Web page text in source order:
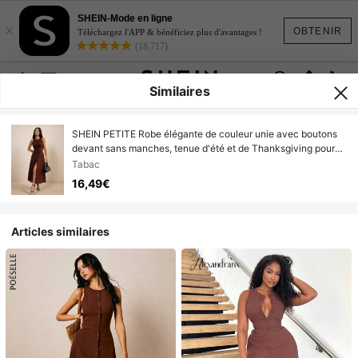
OBTENIR
×
SHEIN-Mode en ligne
Téléchargez l'APP & bénéficiez plus d'avantages !
(18,717)
Similaires
SHEIN PETITE Robe élégante de couleur unie avec boutons
devant sans manches, tenue d'été et de Thanksgiving pour
femmes, robe marron, robes de soirée de luxe pour dames,
femmes de petite taille
Tabac
16,49€
Articles similaires